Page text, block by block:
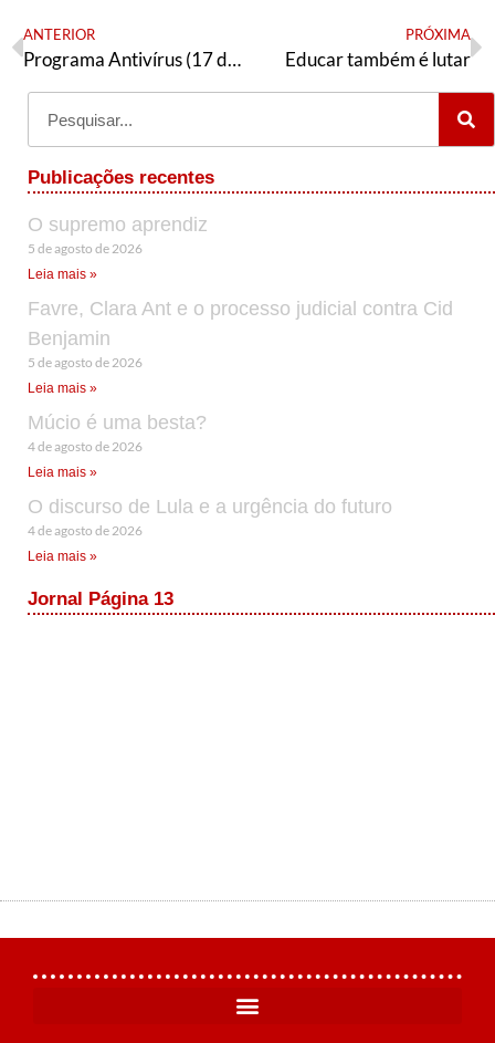
ANTERIOR
Programa Antivírus (17 de abril de 2023)
PRÓXIMA
Educar também é lutar
Publicações recentes
O supremo aprendiz
5 de agosto de 2026
Leia mais »
Favre, Clara Ant e o processo judicial contra Cid
Benjamin
5 de agosto de 2026
Leia mais »
Múcio é uma besta?
4 de agosto de 2026
Leia mais »
O discurso de Lula e a urgência do futuro
4 de agosto de 2026
Leia mais »
Jornal Página 13